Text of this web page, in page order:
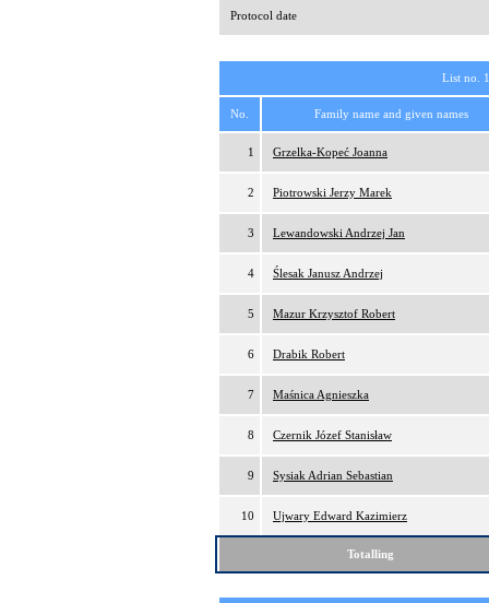
Protocol date
List no.
No. Family name and given names
1 Grzelka-Kopeć Joanna
2 Piotrowski Jerzy Marek
3 Lewandowski Andrzej Jan
4 Ślesak Janusz Andrzej
5 Mazur Krzysztof Robert
6 Drabik Robert
7 Maśnica Agnieszka
8 Czernik Józef Stanisław
9 Sysiak Adrian Sebastian
10 Ujwary Edward Kazimierz
Totalling